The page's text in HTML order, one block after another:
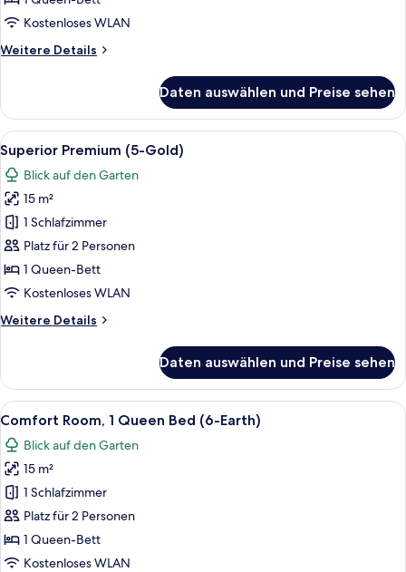
Queen
(4-
Kostenloses WLAN
Weitere Details
Weitere
Room,
Queen
Bed
(4-
Tree)
Daten auswählen und Preise sehen
Alle
Fotos
für
Superior
Premium
(5-
Gold)
anzeigen
Ein kleiner, gemütlicher Raum mit
10
Superior Premium (5-Gold)
Blick auf den Garten
15 m²
1 Schlafzimmer
Platz für 2 Personen
1 Queen-Bett
Kostenloses WLAN
Weitere Details
Weitere
Premium
(5-
Gold)
Daten auswählen und Preise sehen
Alle
Fotos
für
Comfort
Room,
1
Queen
Bed
Ein Schlafzimmer mit einem Bett,
14
Comfort Room, 1 Queen Bed (6-Earth)
Blick auf den Garten
15 m²
1 Schlafzimmer
Platz für 2 Personen
1 Queen-Bett
Kostenloses WLAN